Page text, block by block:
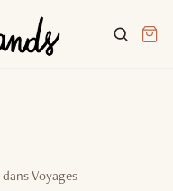
dansVoyages